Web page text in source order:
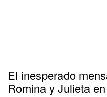
El inesperado
Romina y Julieta